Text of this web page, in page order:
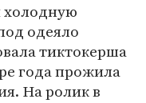
холодную
одеяло
тиктокерша
года прожила
На ролик в